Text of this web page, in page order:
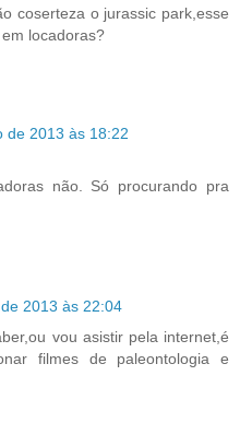
coserteza o jurassic park,esse
locadoras?
de 2013 às 18:22
não. Só procurando pra
2013 às 22:04
vou asistir pela internet,é
filmes de paleontologia e